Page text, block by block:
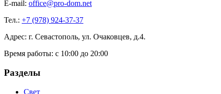
E-mail: office@pro-dom.net
Тел.: +7 (978) 924-37-37
Адрес: г. Севастополь, ул. Очаковцев, д.4.
Время работы: с 10:00 до 20:00
Разделы
Свет